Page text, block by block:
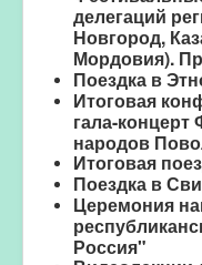
делегаций
Новгород,
Мордовия).
Поездка в
Итоговая
гала-концерт
народов
Итоговая
Поездка в
Церемония
Россия"